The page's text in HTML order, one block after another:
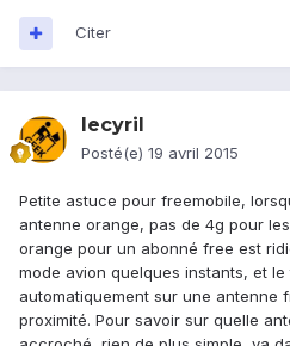
Citer
lecyril
Posté(e) 19 avril 2015
Petite astuce pour freemobile,
antenne orange, pas de 4g pour
orange pour un abonné free est
mode avion quelques instants, et
automatiquement sur une antenne
proximité. Pour savoir sur quelle